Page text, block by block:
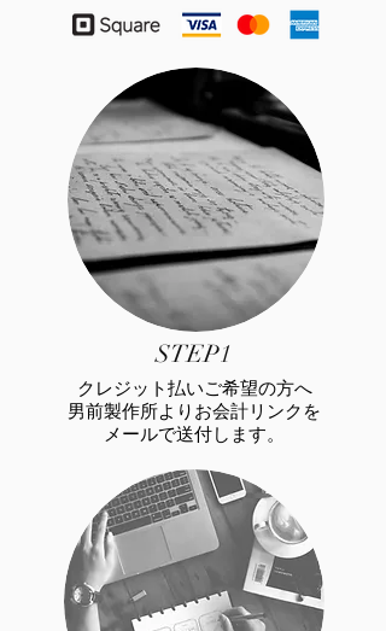
STEP1
クレジット払いご希望の方へ
男前製作所よりお会計リンクを
メールで送付します。